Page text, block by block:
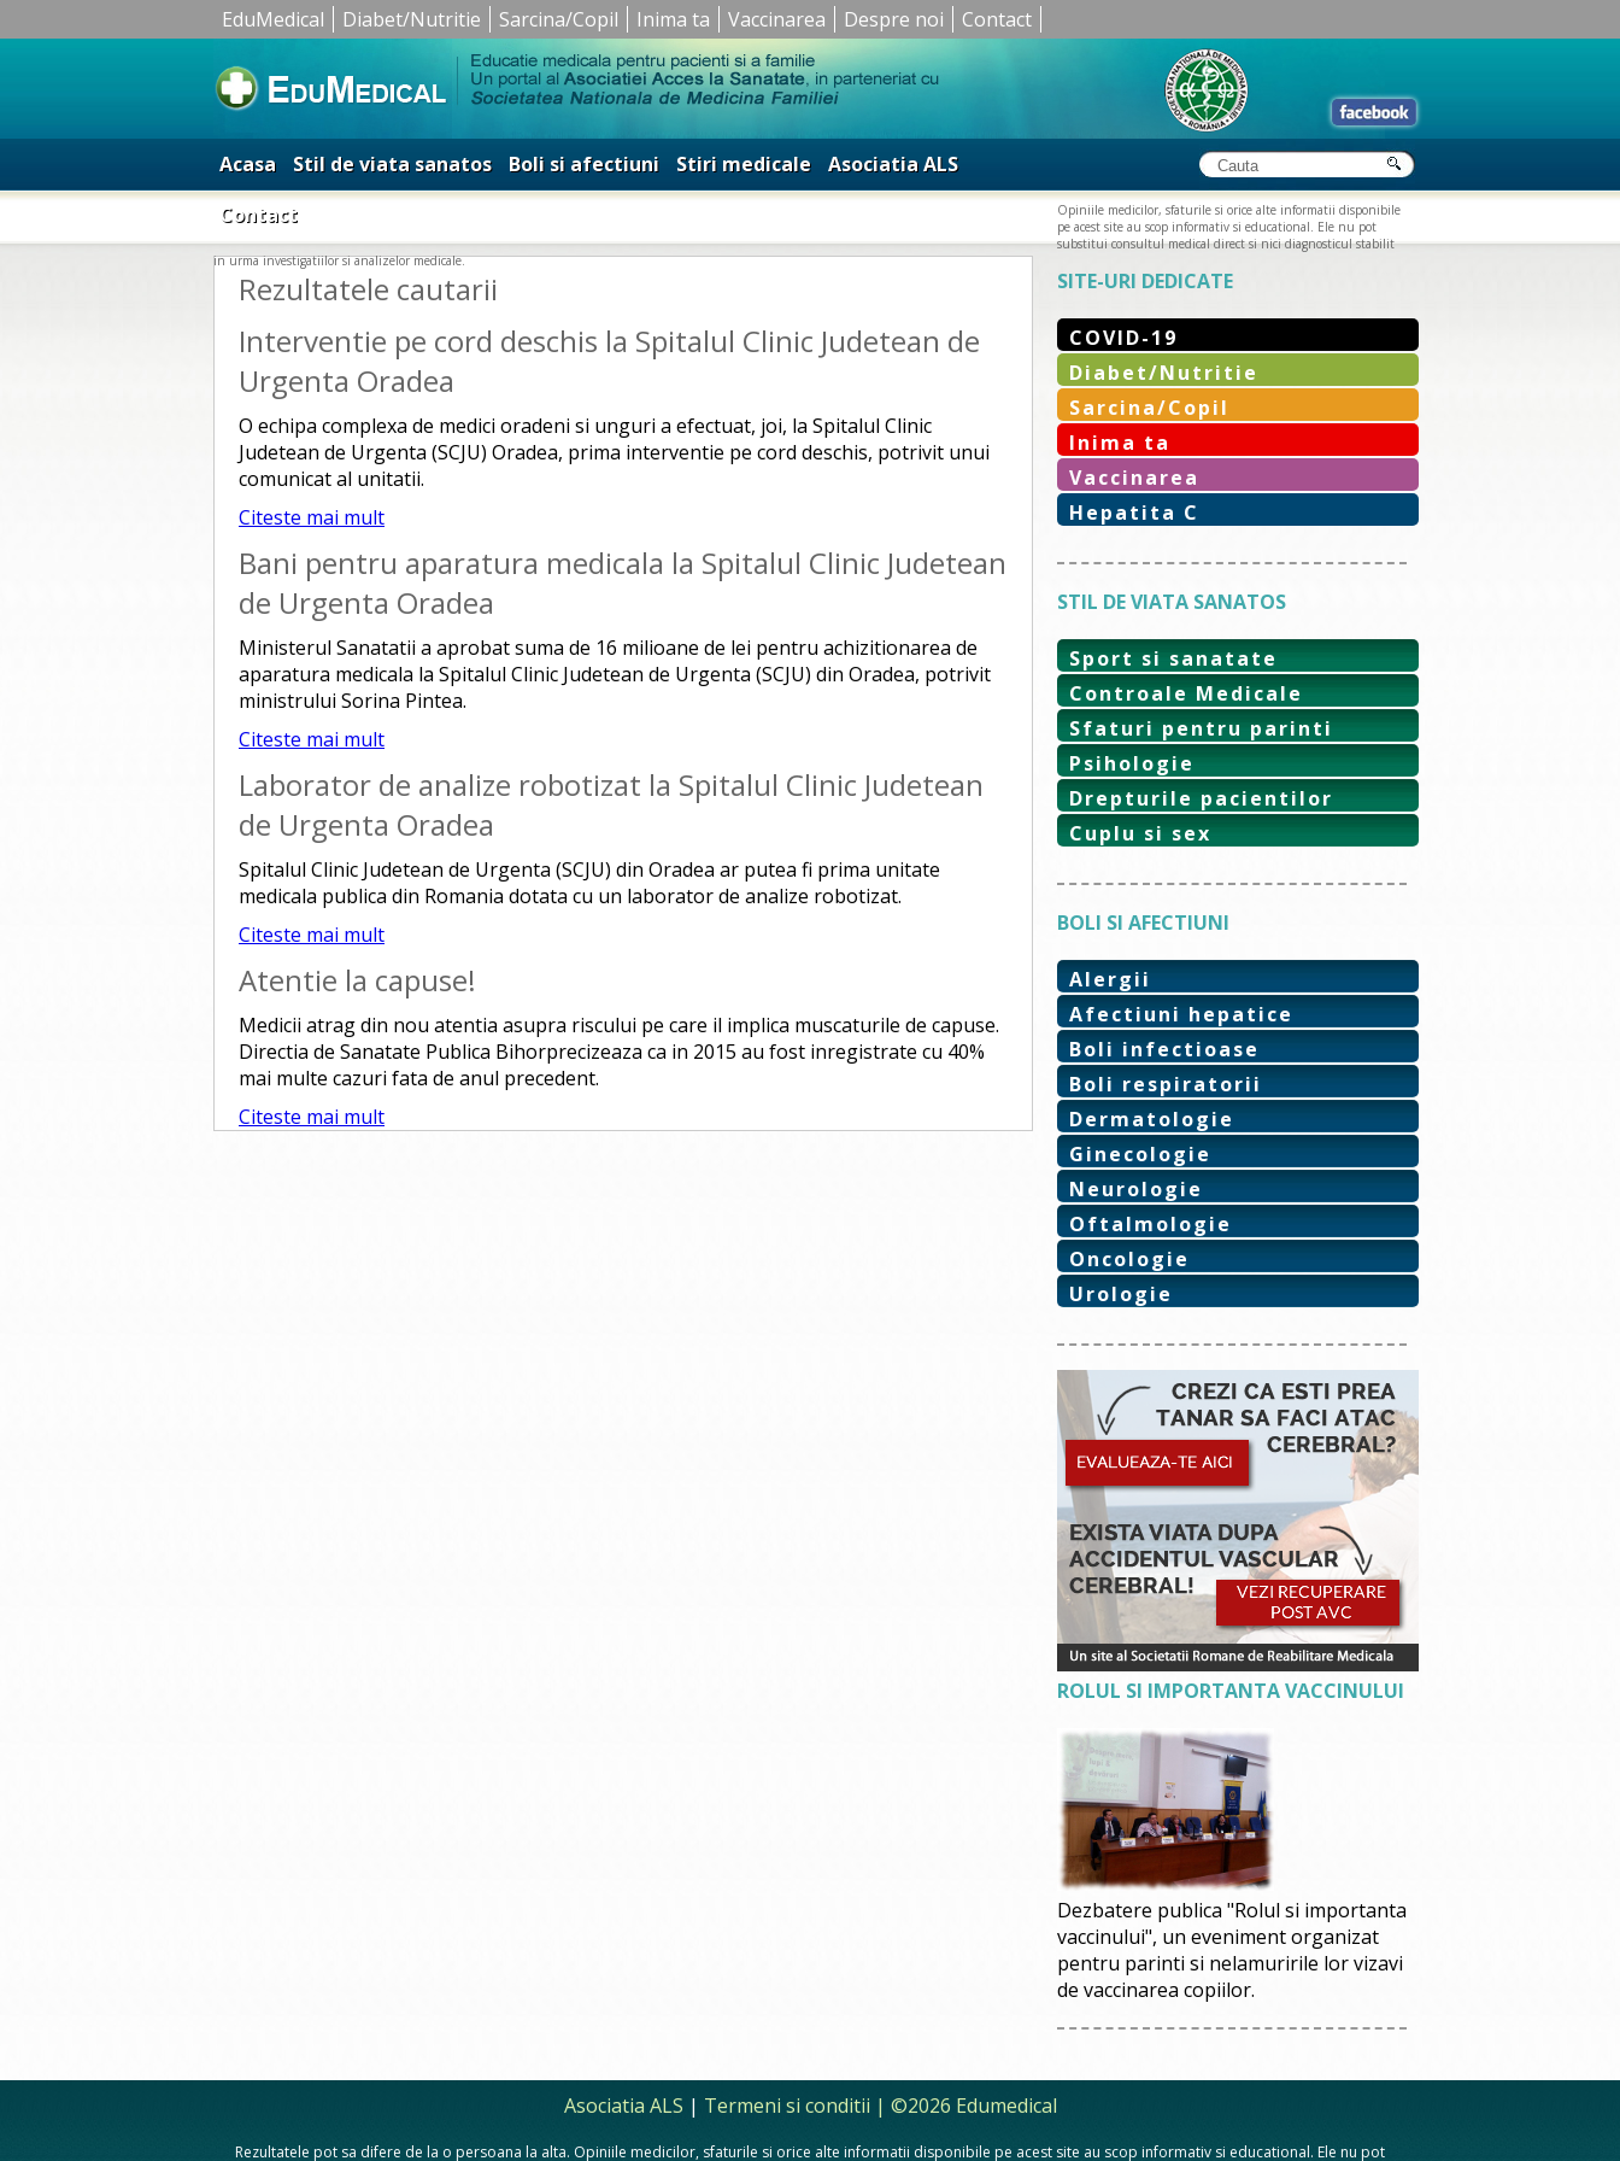
EduMedical Diabet/Nutritie Sarcina/Copil Inima ta Vaccinarea Despre noi Contact
Acasa Stil de viata sanatos Boli si afectiuni Stiri medicale
Asociatia ALS
Contact
Opiniile medicilor, sfaturile si orice alte informatii disponibile
pe acest site au scop informativ si educational. Ele nu pot
substitui consultul medical direct si nici diagnosticul stabilit
in urma investigatiilor si analizelor medicale.
Rezultatele cautarii
Interventie pe cord deschis la Spitalul Clinic Judetean de
Urgenta Oradea
O echipa complexa de medici oradeni si unguri a efectuat, joi, la Spitalul Clinic
Judetean de Urgenta (SCJU) Oradea, prima interventie pe cord deschis, potrivit unui
comunicat al unitatii.
Citeste mai mult
Bani pentru aparatura medicala la Spitalul Clinic Judetean
de Urgenta Oradea
Ministerul Sanatatii a aprobat suma de 16 milioane de lei pentru achizitionarea de
aparatura medicala la Spitalul Clinic Judetean de Urgenta (SCJU) din Oradea, potrivit
ministrului Sorina Pintea.
Citeste mai mult
Laborator de analize robotizat la Spitalul Clinic Judetean
de Urgenta Oradea
Spitalul Clinic Judetean de Urgenta (SCJU) din Oradea ar putea fi prima unitate
medicala publica din Romania dotata cu un laborator de analize robotizat.
Citeste mai mult
Atentie la capuse!
Medicii atrag din nou atentia asupra riscului pe care il implica muscaturile de capuse.
Directia de Sanatate Publica Bihorprecizeaza ca in 2015 au fost inregistrate cu 40%
mai multe cazuri fata de anul precedent.
Citeste mai mult
SITE-URI DEDICATE
COVID-19
Diabet/Nutritie
Sarcina/Copil
Inima ta
Vaccinarea
Hepatita C
STIL DE VIATA SANATOS
Sport si sanatate
Controale Medicale
Sfaturi pentru parinti
Psihologie
Drepturile pacientilor
Cuplu si sex
BOLI SI AFECTIUNI
Alergii
Afectiuni hepatice
Boli infectioase
Boli respiratorii
Dermatologie
Ginecologie
Neurologie
Oftalmologie
Oncologie
Urologie
ROLUL SI IMPORTANTA VACCINULUI
Dezbatere publica "Rolul si importanta
vaccinului", un eveniment organizat
pentru parinti si nelamuririle lor vizavi
de vaccinarea copiilor.
Asociatia ALS | Termeni si conditii | ©2026 Edumedical
Rezultatele pot sa difere de la o persoana la alta. Opiniile medicilor, sfaturile si orice alte informatii disponibile pe acest site au scop informativ si educational. Ele nu pot